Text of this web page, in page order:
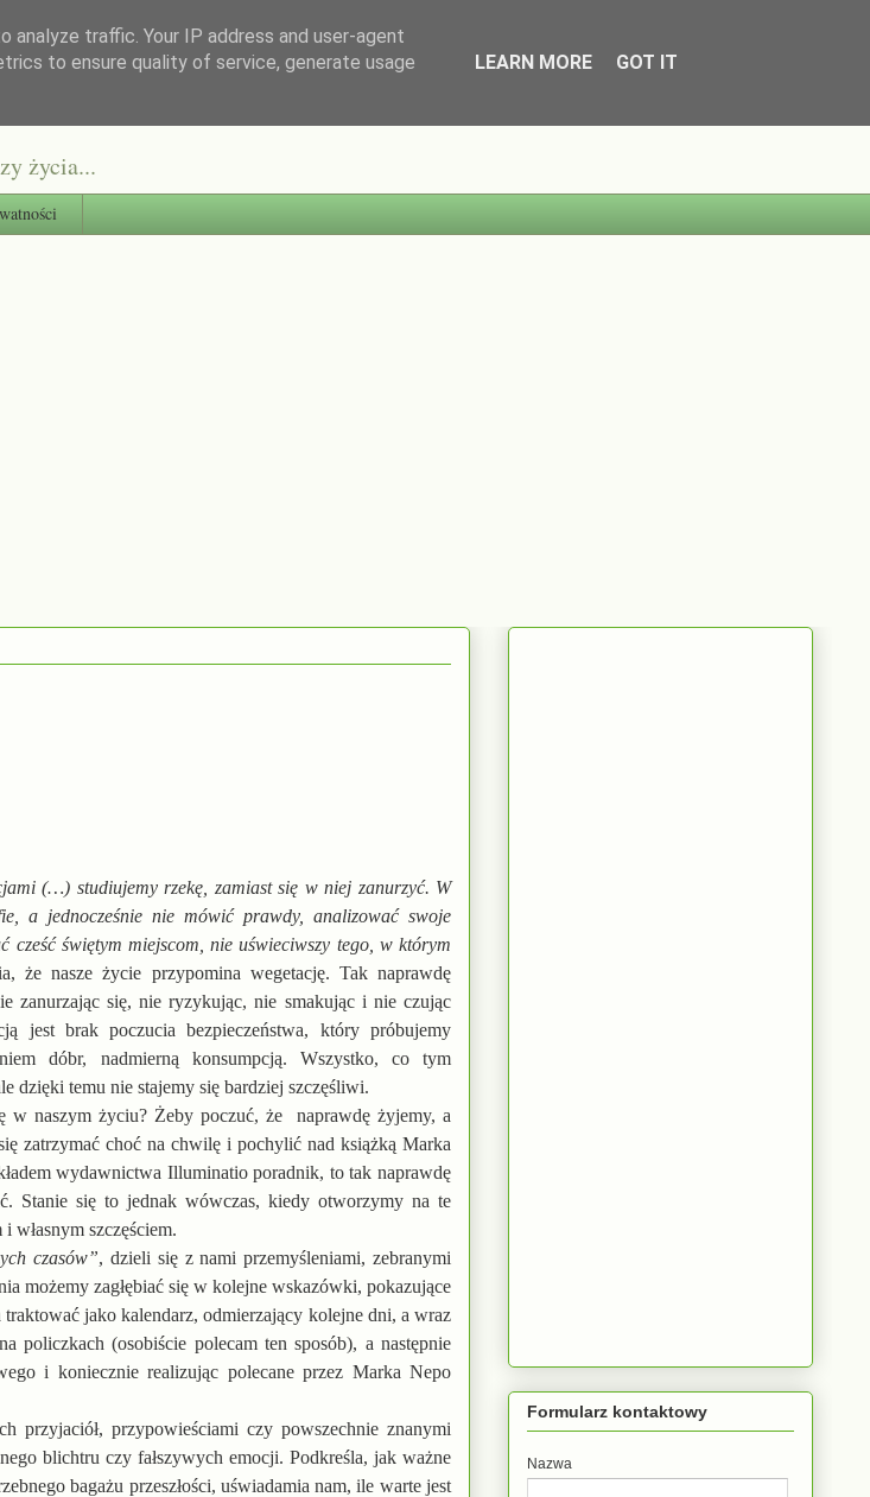
życia...
(…) studiujemy rzekę, zamiast się w niej zanurzyć. W
a jednocześnie nie mówić prawdy, analizować swoje
świętym miejscom, nie uświeciwszy tego, w którym
że nasze życie przypomina wegetację. Tak naprawdę
zanurzając się, nie ryzykując, nie smakując i nie czując
jest brak poczucia bezpieczeństwa, który próbujemy
dóbr, nadmierną konsumpcją. Wszystko, co tym
dzięki temu nie stajemy się bardziej szczęśliwi.
w naszym życiu? Żeby poczuć, że naprawdę żyjemy, a
zatrzymać choć na chwilę i pochylić nad książką Marka
wydawnictwa Illuminatio poradnik, to tak naprawdę
Stanie się to jednak wówczas, kiedy otworzymy na te
własnym szczęściem.
czasów”, dzieli się z nami przemyśleniami, zebranymi
możemy zagłębiać się w kolejne wskazówki, pokazujące
jako kalendarz, odmierzający kolejne dni, a wraz
policzkach (osobiście polecam ten sposób), a następnie
i koniecznie realizując polecane przez Marka Nepo
przyjaciół, przypowieściami czy powszechnie znanymi
blichtru czy fałszywych emocji. Podkreśla, jak ważne
bagażu przeszłości, uświadamia nam, ile warte jest
Formularz kontaktowy
Nazwa
traffic. Your IP address and user-agent
to ensure quality of service, generate usage
LEARN MORE GOT IT